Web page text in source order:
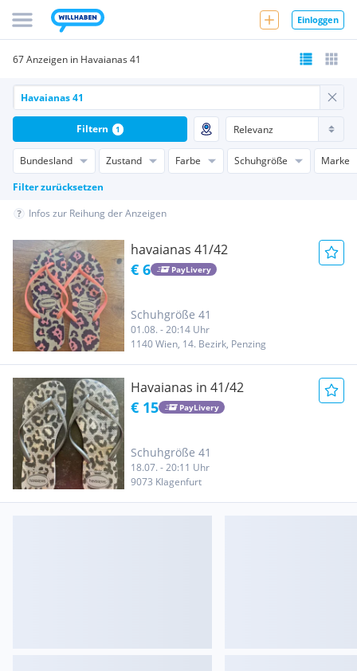
Einloggen
67 Anzeigen in Havaianas 41
Bundesland Zustand Farbe Schuhgröße
Marke
Filter zurücksetzen
Filtern 1
Infos zur Reihung der Anzeigen
havaianas 41/42
€ 6 PayLivery
Schuhgröße 41
01.08. - 20:14 Uhr
1140 Wien, 14. Bezirk, Penzing
Havaianas in 41/42
€ 15 PayLivery
Schuhgröße 41
18.07. - 20:11 Uhr
9073 Klagenfurt